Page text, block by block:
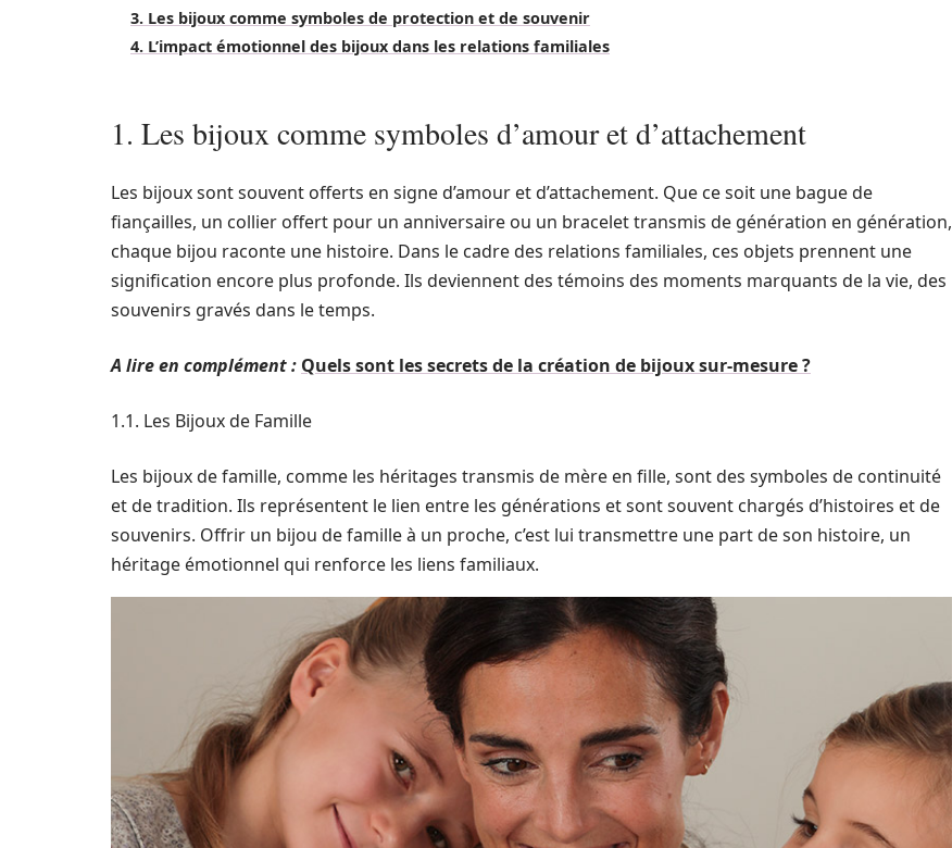
3. Les bijoux comme symboles de protection et de souvenir
4. L’impact émotionnel des bijoux dans les relations familiales
1. Les bijoux comme symboles d’amour et d’attachement
Les bijoux sont souvent offerts en signe d’amour et d’attachement. Que ce soit une bague de
fiançailles, un collier offert pour un anniversaire ou un bracelet transmis de génération en génération,
chaque bijou raconte une histoire. Dans le cadre des relations familiales, ces objets prennent une
signification encore plus profonde. Ils deviennent des témoins des moments marquants de la vie, des
souvenirs gravés dans le temps.
A lire en complément : Quels sont les secrets de la création de bijoux sur-mesure ?
1.1. Les Bijoux de Famille
Les bijoux de famille, comme les héritages transmis de mère en fille, sont des symboles de continuité
et de tradition. Ils représentent le lien entre les générations et sont souvent chargés d’histoires et de
souvenirs. Offrir un bijou de famille à un proche, c’est lui transmettre une part de son histoire, un
héritage émotionnel qui renforce les liens familiaux.